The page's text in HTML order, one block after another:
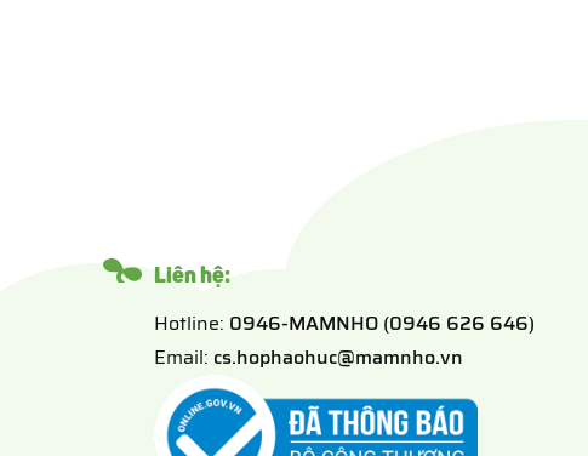
Liên hệ:
Hotline: 0946-MAMNHO (0946 626 646)
Email: cs.hophaohuc@mamnho.vn